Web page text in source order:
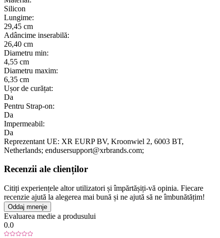
Silicon
Lungime:
29,45 cm
Adâncime inserabilă:
26,40 cm
Diametru min:
4,55 cm
Diametru maxim:
6,35 cm
Ușor de curățat:
Da
Pentru Strap-on:
Da
Impermeabil:
Da
Reprezentant UE: XR EURP BV, Kroonwiel 2, 6003 BT,
Netherlands; endusersupport@xrbrands.com;
Recenzii ale clienților
Citiți experiențele altor utilizatori și împărtășiți-vă opinia. Fiecare
recenzie ajută la alegerea mai bună și ne ajută să ne îmbunătățim!
Oddaj mnenje
Evaluarea medie a produsului
0.0